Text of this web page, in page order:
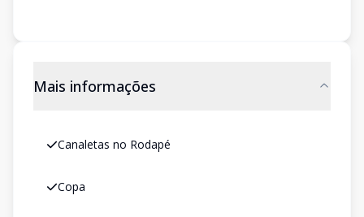
Mais informações
Canaletas no Rodapé
Copa